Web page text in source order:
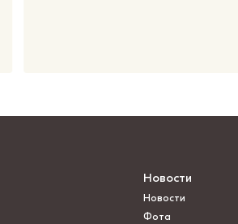
Новости
Новости
Фота